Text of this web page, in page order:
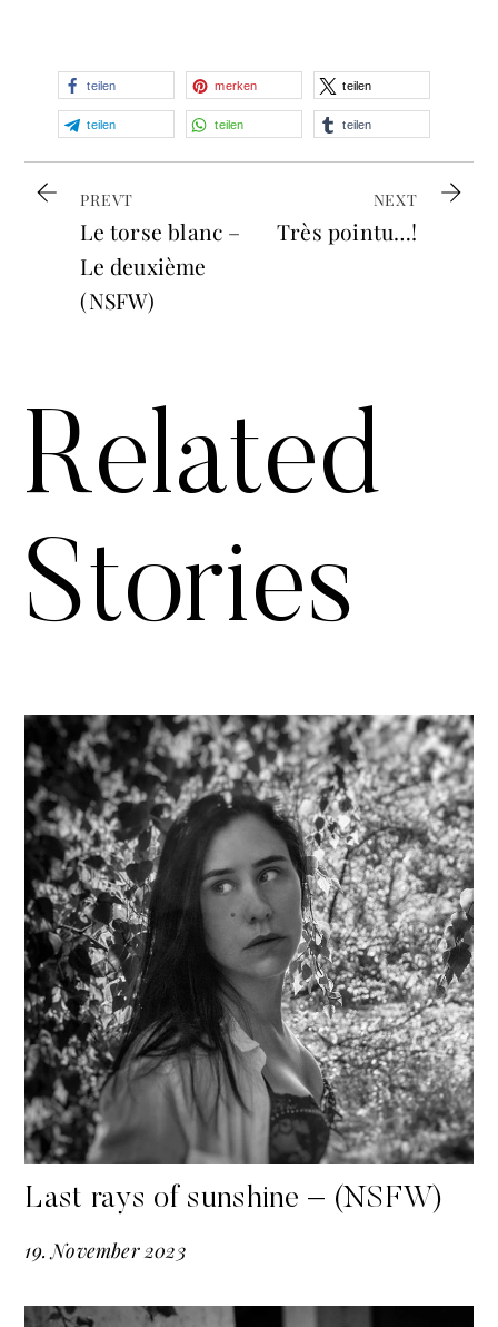
teilen merken teilen
teilen teilen teilen
PREVT
Le torse blanc –
Le deuxième
(NSFW)
NEXT
Très pointu…!
Related
Stories
Last rays of sunshine – (NSFW)
19. November 2023